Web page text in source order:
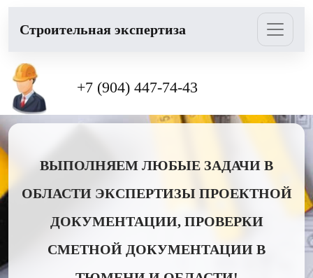
Cтроительная экспертиза
+7 (904) 447-74-43
ВЫПОЛНЯЕМ ЛЮБЫЕ ЗАДАЧИ В
ОБЛАСТИ ЭКСПЕРТИЗЫ ПРОЕКТНОЙ
ДОКУМЕНТАЦИИ, ПРОВЕРКИ
СМЕТНОЙ ДОКУМЕНТАЦИИ В